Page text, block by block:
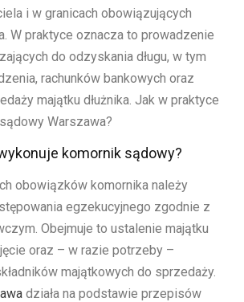
i w granicach obowiązujących
W praktyce oznacza to prowadzenie
do odzyskania długu, w tym
rachunków bankowych oraz
majątku dłużnika. Jak w praktyce
Warszawa?
komornik sądowy?
obowiązków komornika należy
egzekucyjnego zgodnie z
Obejmuje to ustalenie majątku
oraz – w razie potrzeby –
majątkowych do sprzedaży.
działa na podstawie przepisów